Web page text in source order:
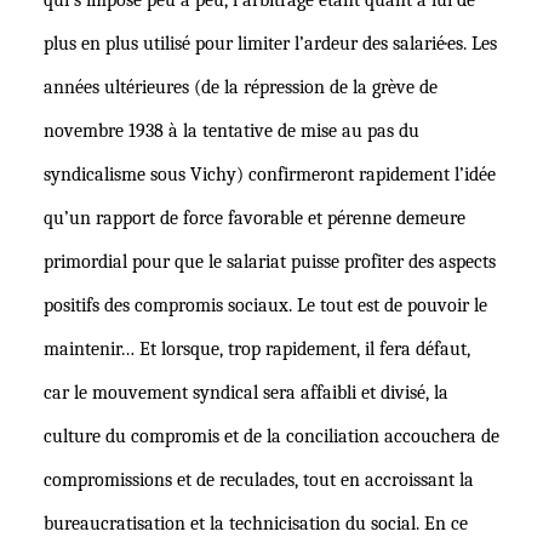
plus en plus utilisé pour limiter l’ardeur des salarié·es. Les
années ultérieures (de la répression de la grève de
novembre 1938 à la tentative de mise au pas du
syndicalisme sous Vichy) confirmeront rapidement l’idée
qu’un rapport de force favorable et pérenne demeure
primordial pour que le salariat puisse profiter des aspects
positifs des compromis sociaux. Le tout est de pouvoir le
maintenir… Et lorsque, trop rapidement, il fera défaut,
car le mouvement syndical sera affaibli et divisé, la
culture du compromis et de la conciliation accouchera de
compromissions et de reculades, tout en accroissant la
bureaucratisation et la technicisation du social. En ce